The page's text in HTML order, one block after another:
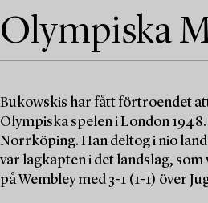
Olympiska
Bukowskis har fått förtroendet
Olympiska spelen i London
Norrköping. Han deltog i nio
var lagkapten i det landslag,
på Wembley med 3-1 (1-1) över